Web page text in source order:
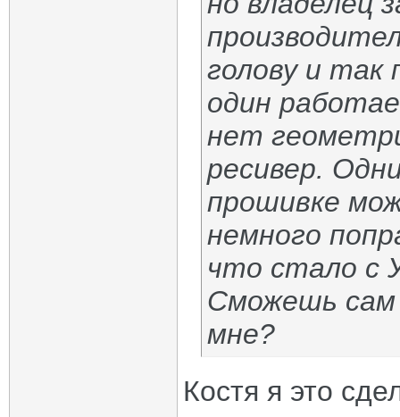
голову и так
один
нет
ресивер.
прошивке
немного
что стало с
Сможешь сам
мне?
Костя я это